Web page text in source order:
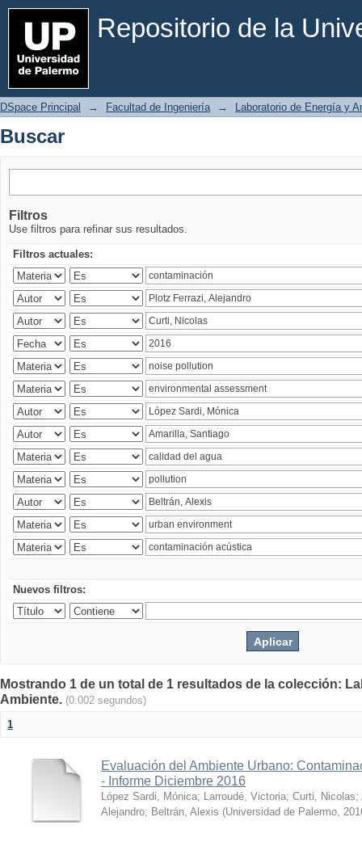
Repositorio de la
Buscar
DSpace Principal → Facultad de Ingeniería → Laboratorio de Energía y
Buscar
Filtros
Use filtros para refinar sus resultados.
Filtros actuales:
Nuevos filtros:
Mostrando 1 de un total de 1 resultados de la colección:
Ambiente. (0.002 segundos)
1
Evaluación del Ambiente Urbano:
- Informe Diciembre 2016
López Sardi, Mónica; Larroudé, Victoria; Curti, Nicolas;
Alejandro; Beltrán, Alexis (Universidad de Palermo,